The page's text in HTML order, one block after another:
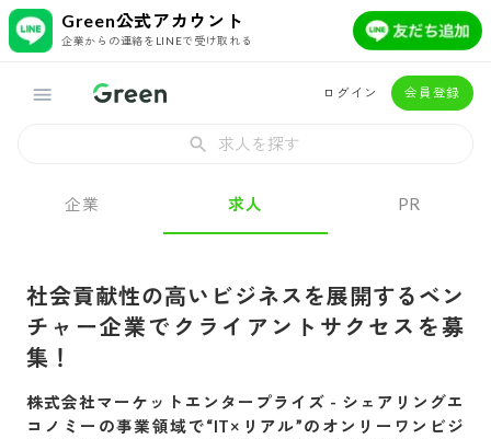
Green公式アカウント
企業からの連絡をLINEで受け取れる
ログイン 会員登録
求人を探す
企業 求人 PR
社会貢献性の高いビジネスを展開するベン
チャー企業でクライアントサクセスを募
集！
株式会社マーケットエンタープライズ - シェアリングエ
コノミーの事業領域で“IT×リアル”のオンリーワンビジ